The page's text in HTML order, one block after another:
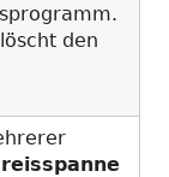
löscht den